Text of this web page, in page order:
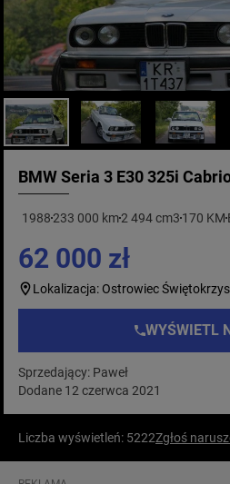
BMW Seria 3 E30 325i
1988233 000 km2 494 cm3 170 KM
62 000 zł
Lokalizacja: Ostrowiec
WYŚWIETL
Sprzedający: Paweł
Dodane 12 czerwca 2021
Liczba wyświetleń: 5222Zgłoś